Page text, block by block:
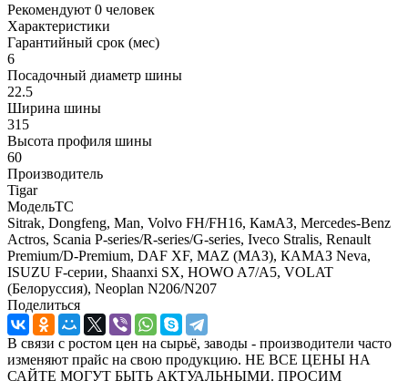
Рекомендуют 0 человек
Характеристики
Гарантийный срок (мес)
6
Посадочный диаметр шины
22.5
Ширина шины
315
Высота профиля шины
60
Производитель
Tigar
МодельТС
Sitrak, Dongfeng, Man, Volvo FH/FH16, КамАЗ, Mercedes-Benz
Actros, Scania P-series/R-series/G-series, Iveco Stralis, Renault
Premium/D-Premium, DAF XF, MAZ (МАЗ), КАМАЗ Neva,
ISUZU F-серии, Shaanxi SX, HOWO A7/A5, VOLAT
(Белоруссия), Neoplan N206/N207
Поделиться
В связи с ростом цен на сырьё, заводы - производители часто
изменяют прайс на свою продукцию. НЕ ВСЕ ЦЕНЫ НА
САЙТЕ МОГУТ БЫТЬ АКТУАЛЬНЫМИ. ПРОСИМ